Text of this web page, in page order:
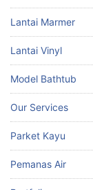
Lantai Marmer
Lantai Vinyl
Model Bathtub
Our Services
Parket Kayu
Pemanas Air